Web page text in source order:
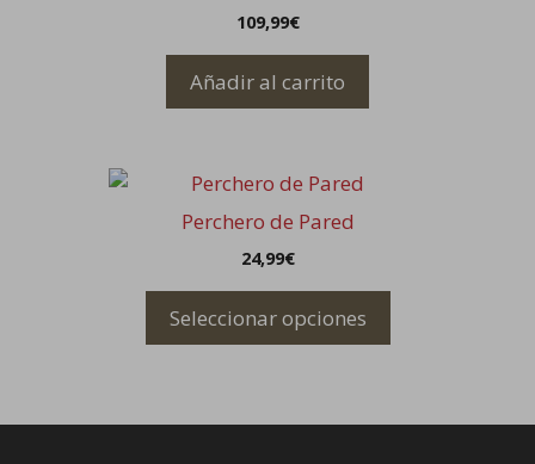
109,99€
Añadir al carrito
Perchero de Pared
24,99€
Seleccionar opciones
pueden